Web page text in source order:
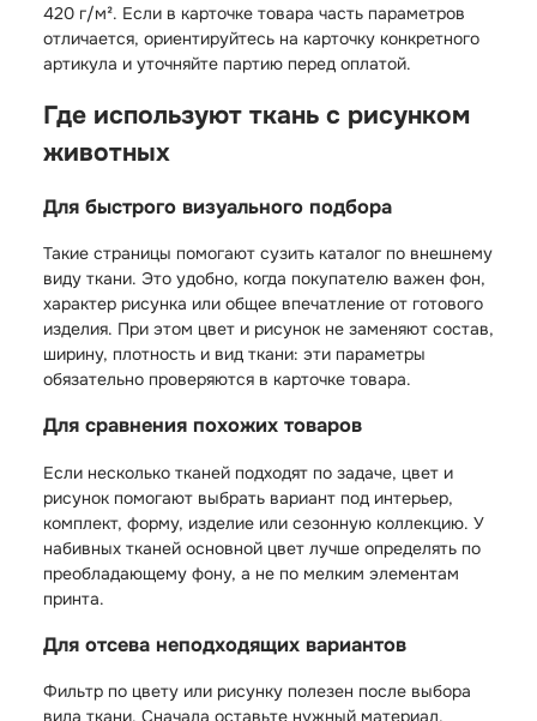
420 г/м². Если в карточке товара часть параметров
отличается, ориентируйтесь на карточку конкретного
артикула и уточняйте партию перед оплатой.
Где используют ткань с рисунком
животных
Для быстрого визуального подбора
Такие страницы помогают сузить каталог по внешнему
виду ткани. Это удобно, когда покупателю важен фон,
характер рисунка или общее впечатление от готового
изделия. При этом цвет и рисунок не заменяют состав,
ширину, плотность и вид ткани: эти параметры
обязательно проверяются в карточке товара.
Для сравнения похожих товаров
Если несколько тканей подходят по задаче, цвет и
рисунок помогают выбрать вариант под интерьер,
комплект, форму, изделие или сезонную коллекцию. У
набивных тканей основной цвет лучше определять по
преобладающему фону, а не по мелким элементам
принта.
Для отсева неподходящих вариантов
Фильтр по цвету или рисунку полезен после выбора